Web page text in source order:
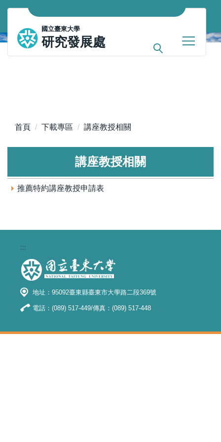
跳
主
要
內
國立臺東大學
研究發展處
首頁 下載專區 講座教授相關
講座教授相關
推薦特約講座教授申請表
:::
地址：95092臺東縣臺東市大學路二段369號
電話：(089) 517-449/傳真：(089) 517-448